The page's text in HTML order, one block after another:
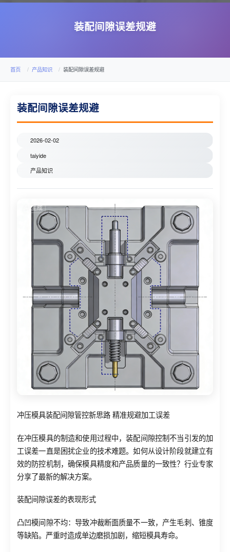
装配间隙误差规避
首页 产品知识 装配间隙误差规避
装配间隙误差规避
2026-02-02
taiyide
产品知识
冲压模具装配间隙管控新思路 精准规避加工误差
在冲压模具的制造和使用过程中，装配间隙控制不当引发的加
工误差一直是困扰企业的技术难题。如何从设计阶段就建立有
效的防控机制，确保模具精度和产品质量的一致性？行业专家
分享了最新的解决方案。
装配间隙误差的表现形式
凸凹模间隙不均：导致冲裁断面质量不一致，产生毛刺、锥度
等缺陷。严重时造成单边磨损加剧，缩短模具寿命。